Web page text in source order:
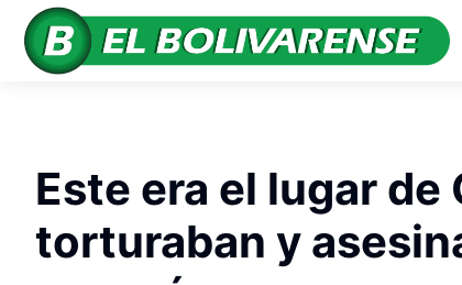
Este era el lugar
torturaban y